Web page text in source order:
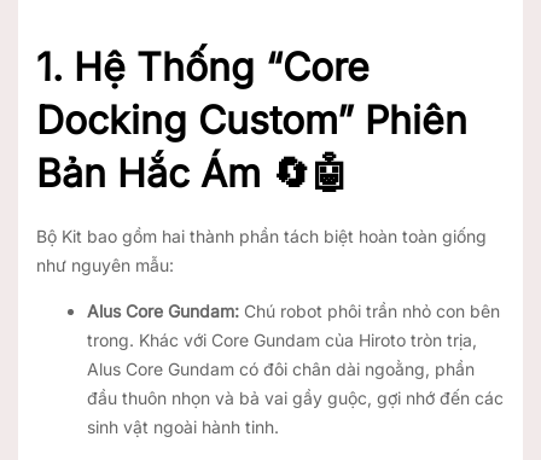
1. Hệ Thống “Core
Docking Custom” Phiên
Bản Hắc Ám 🔄🤖
Bộ Kit bao gồm hai thành phần tách biệt hoàn toàn giống
như nguyên mẫu:
Alus Core Gundam: Chú robot phôi trần nhỏ con bên
trong. Khác với Core Gundam của Hiroto tròn trịa,
Alus Core Gundam có đôi chân dài ngoằng, phần
đầu thuôn nhọn và bả vai gầy guộc, gợi nhớ đến các
sinh vật ngoài hành tinh.